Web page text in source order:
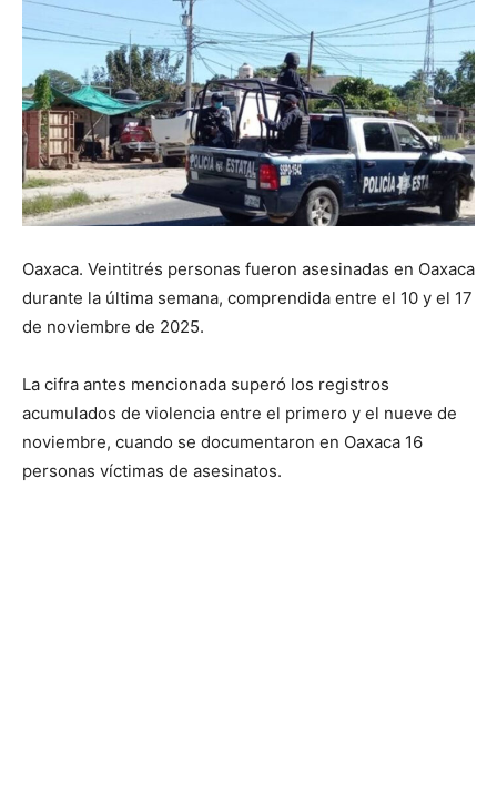
Oaxaca. Veintitrés personas fueron asesinadas en Oaxaca
durante la última semana, comprendida entre el 10 y el 17
de noviembre de 2025.
La cifra antes mencionada superó los registros
acumulados de violencia entre el primero y el nueve de
noviembre, cuando se documentaron en Oaxaca 16
personas víctimas de asesinatos.